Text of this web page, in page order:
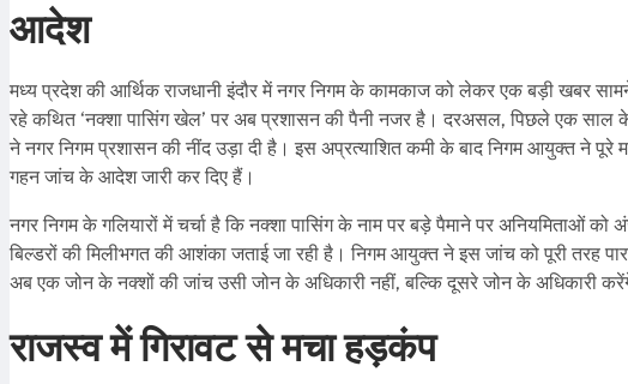
आदेश
मध्य प्रदेश की आर्थिक राजधानी इंदौर में नगर निगम के कामकाज को लेकर एक बड़ी खबर
रहे कथित ‘नक्शा पासिंग खेल’ पर अब प्रशासन की पैनी नजर है। दरअसल, पिछले एक साल के
ने नगर निगम प्रशासन की नींद उड़ा दी है। इस अप्रत्याशित कमी के बाद निगम आयुक्त ने
गहन जांच के आदेश जारी कर दिए हैं।
नगर निगम के गलियारों में चर्चा है कि नक्शा पासिंग के नाम पर बड़े पैमाने पर अनियमिताओं
बिल्डरों की मिलीभगत की आशंका जताई जा रही है। निगम आयुक्त ने इस जांच को पूरी तरह
अब एक जोन के नक्शों की जांच उसी जोन के अधिकारी नहीं, बल्कि दूसरे जोन के अधिकारी करेंगे
राजस्व में गिरावट से मचा हड़कंप